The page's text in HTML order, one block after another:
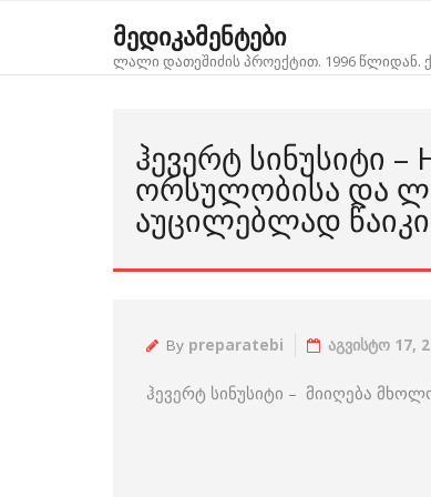
მედიკამენტები
ლალი დათეშიძის პროექტით. 1996 წლიდან.
ᲰᲔᲕᲔᲠᲢ ᲡᲘᲜᲣᲡᲘᲢᲘ –
ᲝᲠᲡᲣᲚᲝᲑᲘᲡᲐ ᲓᲐ
ᲐᲣᲪᲘᲚᲔᲑᲚᲐᲓ
By preparatebi აგვისტო 17,
ჰევერტ სინუსიტი – მიიღება